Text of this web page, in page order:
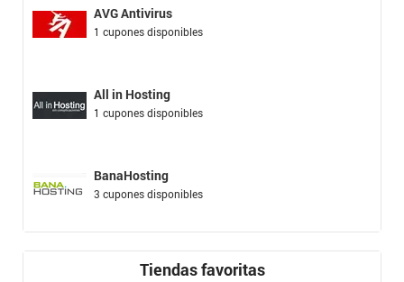
AVG Antivirus
1 cupones disponibles
All in Hosting
1 cupones disponibles
BanaHosting
3 cupones disponibles
Tiendas favoritas